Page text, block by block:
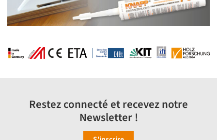
Restez connecté et recevez notre
Newsletter !